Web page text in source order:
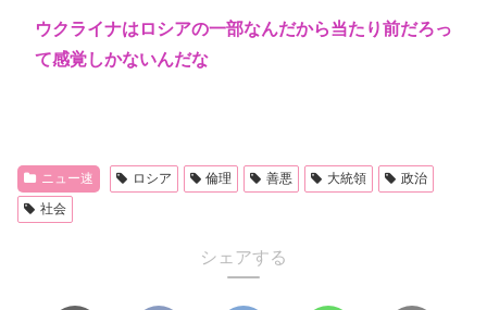
ウクライナはロシアの一部なんだから当たり前だろっ
て感覚しかないんだな
ニュー速 ロシア 倫理 善悪 大統領
政治
社会
シェアする